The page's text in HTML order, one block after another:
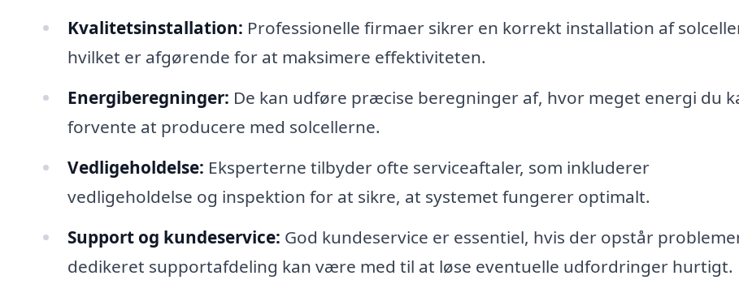
Kvalitetsinstallation: Professionelle firmaer sikrer en korrekt installation af
hvilket er afgørende for at maksimere effektiviteten.
Energiberegninger: De kan udføre præcise beregninger af, hvor meget energi du
forvente at producere med solcellerne.
Vedligeholdelse: Eksperterne tilbyder ofte serviceaftaler, som inkluderer
vedligeholdelse og inspektion for at sikre, at systemet fungerer optimalt.
Support og kundeservice: God kundeservice er essentiel, hvis der opstår
dedikeret supportafdeling kan være med til at løse eventuelle udfordringer hurtigt.